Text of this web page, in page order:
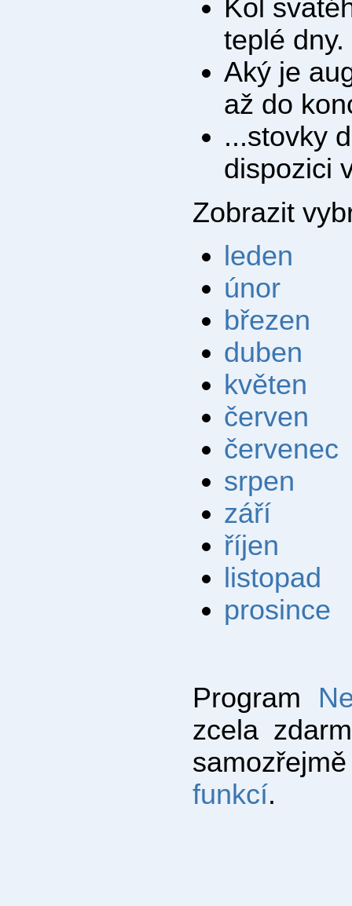
Kol
teplé dny.
Aký je
až do
...stovky
dispozici
Zobrazit
leden
únor
březen
duben
květen
červen
červenec
srpen
září
říjen
listopad
prosince
Program
zcela
funkcí.